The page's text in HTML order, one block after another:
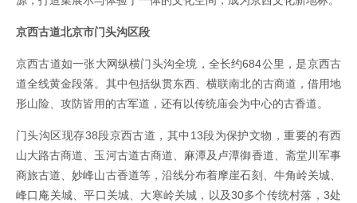
京西古道北京市门头沟区段
京西古道如一张大网纵横门头沟全境，全长约684公里，是京西古
道全线黄金段落。其中包括纵贯东西、横联南北的古商道，借用地
形山险、攻防皆用的古军道，还有以传统庙会为中心的古香道。
门头沟区现存38段京西古道，其中13段为保护文物，重要的有西
山大路古商道、玉河古道古商道、麻潭及卢潭御香道、斋堂川军事
商旅古道、妙峰山古香道等，沿线分布着摩崖石刻、牛角岭关城、
峰口庵关城、平口关城、大寒岭关城，以及30多个传统村落，3处